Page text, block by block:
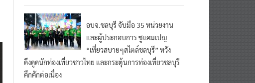
อบจ.ชลบุรี จับมือ 35 หน่วยงาน
และผู้ประกอบการ ชูแคมเปญ
“เที่ยวสบายๆสไตล์ชลบุรี” หวัง
ดึงดูดนักท่องเที่ยวชาวไทย และกระตุ้นการท่องเที่ยวชลบุรี
คึกคักต่อเนื่อง